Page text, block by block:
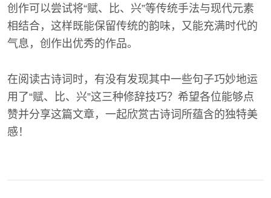
创作可以尝试将“赋、比、兴”等传统手法与现代元素
相结合，这样既能保留传统的韵味，又能充满时代的
气息，创作出优秀的作品。
在阅读古诗词时，有没有发现其中一些句子巧妙地运
用了“赋、比、兴”这三种修辞技巧？希望各位能够点
赞并分享这篇文章，一起欣赏古诗词所蕴含的独特美
感！